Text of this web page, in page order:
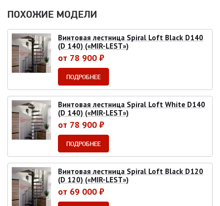
ПОХОЖИЕ МОДЕЛИ
Винтовая лестница Spiral Loft Black D140
(D 140) («MIR-LEST»)
от 78 900 ₽
ПОДРОБНЕЕ
Винтовая лестница Spiral Loft White D140
(D 140) («MIR-LEST»)
от 78 900 ₽
ПОДРОБНЕЕ
Винтовая лестница Spiral Loft Black D120
(D 120) («MIR-LEST»)
от 69 000 ₽